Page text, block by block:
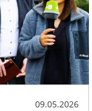
09.05.2026